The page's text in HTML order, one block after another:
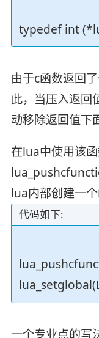
typedef int
由于c函数返回
此，当压入返回
动移除返回值下
在lua中使用该
lua内部创建一
代码如下:
一个专业点的写